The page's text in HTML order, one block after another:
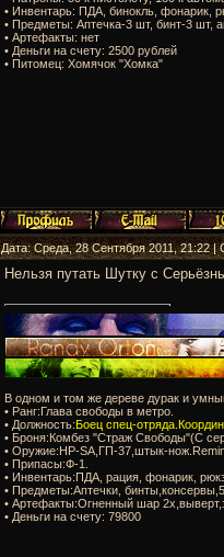
• Инвентарь: ПДА, бинокль, фонарик,
• Предметы: Аптечка-3 шт, бинт-3 шт,
• Артефакты: нет
• Деньги на счету: 2500 рублей
• Питомец: Хомячок "Хомка"
Дата: Среда, 28 Сентября 2011, 21:22
Нельзя путать Шутку с
В одном и том же дереве дурак и
• Ранг:Глава свободы в метро.
• Должность:Боец спец-
• Броня:Комбез "Страж Свободы"(С
• Оружие:HP-SA,ГП-37,штык-
• Припасы:Ф-1.
• Инвентарь:ПДА, рация, фонарик,
• Предметы:Аптечки,
• Артефакты:Огненный шар
• Деньги на счету: 79800